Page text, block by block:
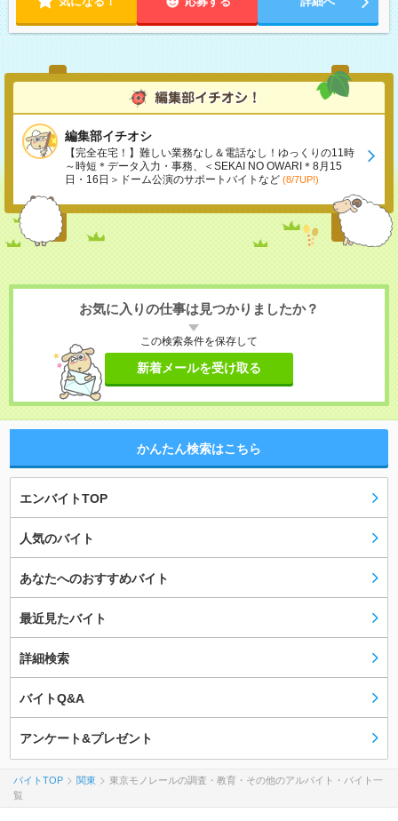
編集部イチオシ
【完全在宅！】難しい業務なし＆電話なし！ゆっくりの11時
～時短＊データ入力・事務、＜SEKAI NO OWARI＊8月15
日・16日＞ドーム公演のサポートバイトなど (8/7UP!)
お気に入りの仕事は見つかりましたか？
この検索条件を保存して
新着メールを受け取る
かんたん検索はこちら
エンバイトTOP
人気のバイト
あなたへのおすすめバイト
最近見たバイト
詳細検索
バイトQ&A
アンケート&プレゼント
バイトTOP 関東
東京モノレールの調査・教育・その他のアルバイト・バイト一
覧